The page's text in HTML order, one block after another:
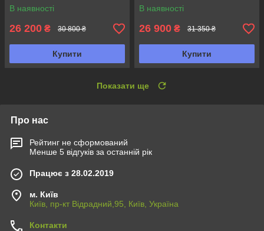
В наявності
26 200 ₴ 30 800 ₴
Купити
В наявності
26 900 ₴ 31 350 ₴
Купити
Показати ще
Про нас
Рейтинг не сформований
Менше 5 відгуків за останній рік
Працює з 28.02.2019
м. Київ
Київ, пр-кт Відрадний,95, Київ, Україна
Контакти